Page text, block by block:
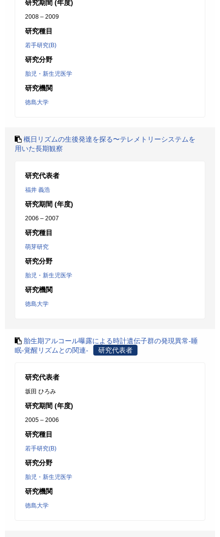
研究期間 (年度)
2008 – 2009
研究種目
若手研究(B)
研究分野
胎児・新生児医学
研究機関
徳島大学
概日リズムの生後発達を探る〜テレメトリーシステムを
用いた長期観察
研究代表者
福井 義浩
研究期間 (年度)
2006 – 2007
研究種目
萌芽研究
研究分野
胎児・新生児医学
研究機関
徳島大学
胎生期アルコール曝露による時計遺伝子群の発現異常-睡
眠-覚醒リズムとの関連-
研究代表者
研究代表者
坂田 ひろみ
研究期間 (年度)
2005 – 2006
研究種目
若手研究(B)
研究分野
胎児・新生児医学
研究機関
徳島大学